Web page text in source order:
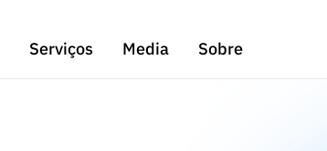
Serviços Media Sobre